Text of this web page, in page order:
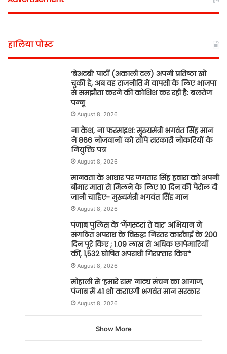
हालिया पोस्ट
‘बेअदबी’ पार्टी (अकाली दल) अपनी प्रतिष्ठा खो
चुकी है, अब वह राजनीति में वापसी के लिए भाजपा
से समझौता करने की कोशिश कर रही है: बलतेज
पन्नू
August 8, 2026
ना कैश, ना फरमाइश: मुख्यमंत्री भगवंत सिंह मान
ने 866 नौजवानों को सौंपे सरकारी नौकरियों के
नियुक्ति पत्र
August 8, 2026
मानवता के आधार पर जगतार सिंह हवारा को अपनी
बीमार माता से मिलने के लिए 10 दिन की पैरोल दी
जानी चाहिए- मुख्यमंत्री भगवंत सिंह मान
August 8, 2026
पंजाब पुलिस के ‘गैंगस्टरां ते वार’ अभियान ने
संगठित अपराध के विरुद्ध निरंतर कार्रवाई के 200
दिन पूरे किए ; 1.09 लाख से अधिक छापेमारियाँ
कीं, 1,532 घोषित अपराधी गिरफ़्तार किए*
August 8, 2026
मोहाली से ‘हमारे राम’ नाट्य मंचन का आगाज,
पंजाब में 41 शो कराएगी भगवंत मान सरकार
August 8, 2026
Show More